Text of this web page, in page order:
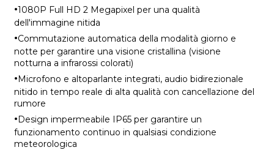
·1080P Full HD 2 Megapixel per una qualità
dell'immagine nitida
·Commutazione automatica della modalità giorno e
notte per garantire una visione cristallina (visione
notturna a infrarossi colorati)
·Microfono e altoparlante integrati, audio bidirezionale
nitido in tempo reale di alta qualità con cancellazione del
rumore
·Design impermeabile IP65 per garantire un
funzionamento continuo in qualsiasi condizione
meteorologica